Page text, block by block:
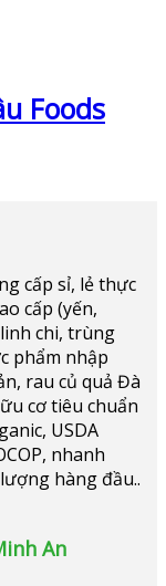
Foods
cấp sỉ, lẻ thực
cấp (yến,
chi, trùng
phẩm nhập
rau củ quả Đà
cơ tiêu chuẩn
USDA
nhanh
hàng đầu..
An